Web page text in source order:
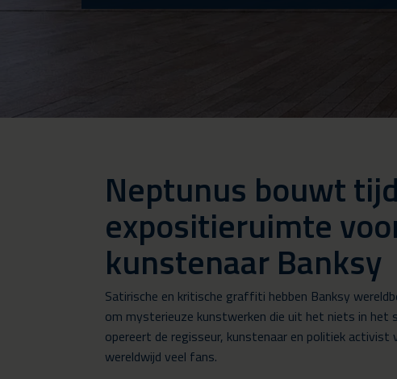
Neptunus bouwt
expositieruimte
kunstenaar Banksy
Satirische en kritische graffiti hebben Banksy
om mysterieuze kunstwerken die uit het niets in
opereert de regisseur, kunstenaar en politiek activist
wereldwijd veel fans.